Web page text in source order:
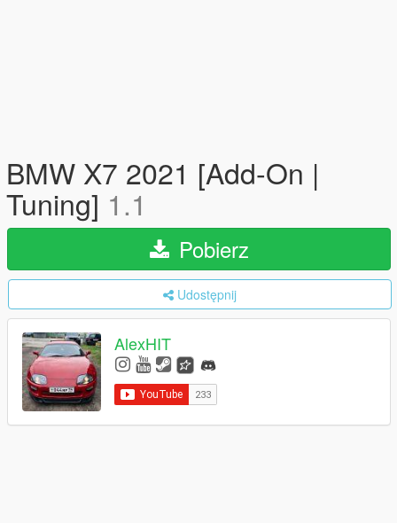
BMW X7 2021 [Add-On |
Tuning] 1.1
Pobierz
Udostępnij
AlexHIT